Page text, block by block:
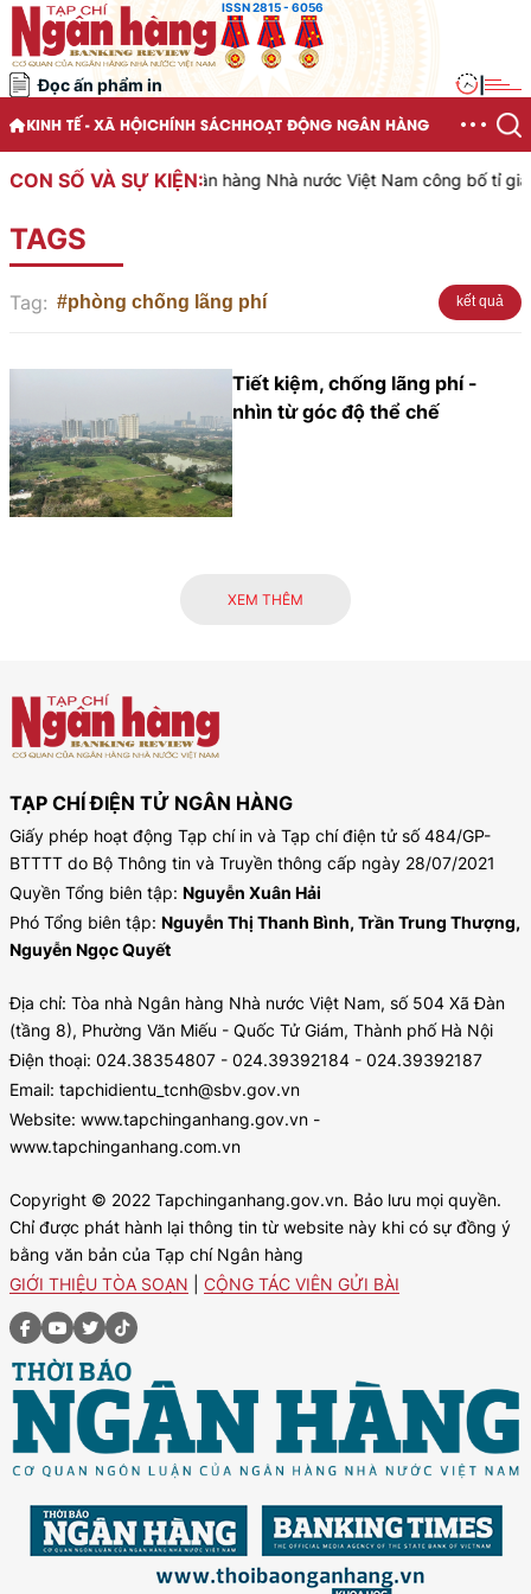
ISSN 2815 - 6056
Đọc ấn phẩm in
KINH TẾ - XÃ HỘICHÍNH SÁCHHOẠT ĐỘNG NGÂN HÀNG
CON SỐ VÀ SỰ KIỆN:Ngân hàng Nhà nước Việt Nam công bố tỉ giá
TAGS
Tag: #phòng chống lãng phí kết quả
Tiết kiệm, chống lãng phí -
nhìn từ góc độ thể chế
XEM THÊM
TẠP CHÍ ĐIỆN TỬ NGÂN HÀNG
Giấy phép hoạt động Tạp chí in và Tạp chí điện tử số 484/GP-
BTTTT do Bộ Thông tin và Truyền thông cấp ngày 28/07/2021
Quyền Tổng biên tập: Nguyễn Xuân Hải
Phó Tổng biên tập: Nguyễn Thị Thanh Bình, Trần Trung Thượng,
Nguyễn Ngọc Quyết
Địa chỉ: Tòa nhà Ngân hàng Nhà nước Việt Nam, số 504 Xã Đàn
(tầng 8), Phường Văn Miếu - Quốc Tử Giám, Thành phố Hà Nội
Điện thoại: 024.38354807 - 024.39392184 - 024.39392187
Email: tapchidientu_tcnh@sbv.gov.vn
Website: www.tapchinganhang.gov.vn -
www.tapchinganhang.com.vn
Copyright © 2022 Tapchinganhang.gov.vn. Bảo lưu mọi quyền.
Chỉ được phát hành lại thông tin từ website này khi có sự đồng ý
bằng văn bản của Tạp chí Ngân hàng
GIỚI THIỆU TÒA SOẠN
CỘNG TÁC VIÊN GỬI BÀI